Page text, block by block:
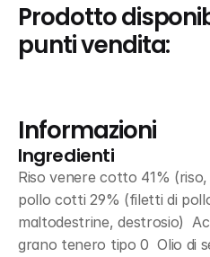
Prodotto
punti vendita:
Informazioni
Ingredienti
Riso venere cotto 41%
pollo cotti 29% (filetti di
maltodestrine, destrosio)
grano tenero tipo 0  Olio di